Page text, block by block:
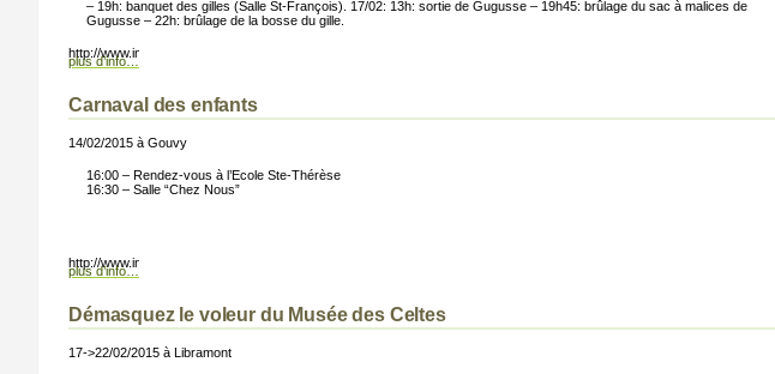
– 19h: banquet des gilles (Salle St-François). 17/02: 13h: sortie de Gugusse – 19h45: brûlage du sac à malices de
Gugusse – 22h: brûlage de la bosse du gille.
http://www.info-lux.com/templates/infoluxartise3b/images/button.png);”>
plus d’info…
Carnaval des enfants
14/02/2015 à Gouvy
16:00 – Rendez-vous à l’Ecole Ste-Thérèse
16:30 – Salle “Chez Nous”
http://www.info-lux.com/templates/infoluxartise3b/images/button.png);”>
plus d’info…
Démasquez le voleur du Musée des Celtes
17->22/02/2015 à Libramont